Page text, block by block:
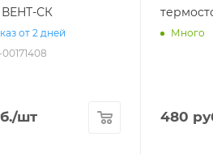
СК
от 2 дней
/шт
Много
480